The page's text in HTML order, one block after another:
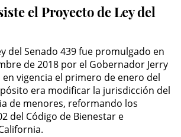
Posteriores a la Condena
Anulando o Rechazando una
Condena
Certificado de Rehabilitación
el Proyecto de Ley del
del Senado 439 fue promulgado en
de 2018 por el Gobernador Jerry
vigencia el primero de enero del
era modificar la jurisdicción del
de menores, reformando los
del Código de Bienestar e